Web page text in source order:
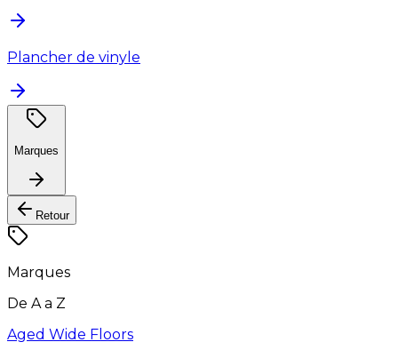
Plancher de vinyle
Marques
Retour
Marques
De A a Z
Aged Wide Floors